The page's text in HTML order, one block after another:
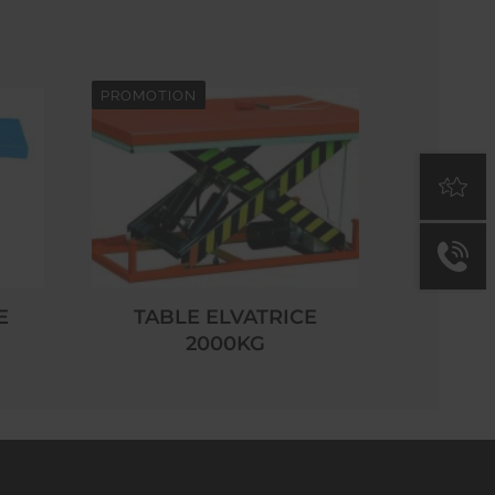
PROMOTION
TABLE ELVATRICE
2000KG